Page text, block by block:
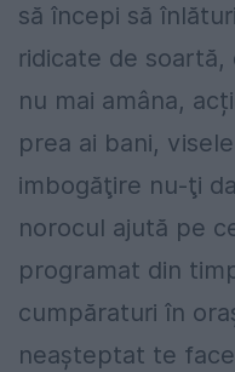
să începi să
ridicate de
nu mai amâna,
prea ai bani,
imbogăţire nu-ţi
norocul ajută pe
programat din
cumpăraturi în
neaşteptat te